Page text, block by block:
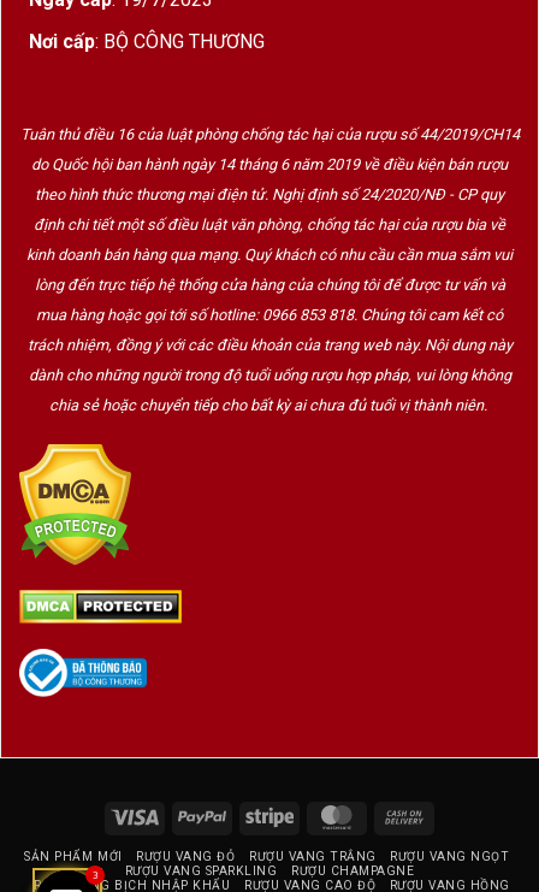
Nơi cấp: BỘ CÔNG THƯƠNG
Tuân thủ điều 16 của luật phòng chống tác hại của rượu số 44/2019/CH14
do Quốc hội ban hành ngày 14 tháng 6 năm 2019 về điều kiện bán rượu
theo hình thức thương mại điện tử. Nghị định số 24/2020/NĐ - CP quy
định chi tiết một số điều luật văn phòng, chống tác hại của rượu bia về
kinh doanh bán hàng qua mạng. Quý khách có nhu cầu cần mua sắm vui
lòng đến trực tiếp hệ thống cửa hàng của chúng tôi để được tư vấn và
mua hàng hoặc gọi tới số hotline: 0966 853 818. Chúng tôi cam kết có
trách nhiệm, đồng ý với các điều khoản của trang web này. Nội dung này
dành cho những người trong độ tuổi uống rượu hợp pháp, vui lòng không
chia sẻ hoặc chuyển tiếp cho bất kỳ ai chưa đủ tuổi vị thành niên.
Visa PayPal Stripe MasterCard
Delivery
SẢN PHẨM MỚI RƯỢU VANG ĐỎ RƯỢU VANG TRẮNG
RƯỢU VANG NGỌT
RƯỢU VANG SPARKLING
RƯỢU CHAMPAGNE
RƯỢU VANG BỊCH NHẬP KHẨU
RƯỢU VANG CAO ĐỘ RƯỢU VANG HỒNG
3